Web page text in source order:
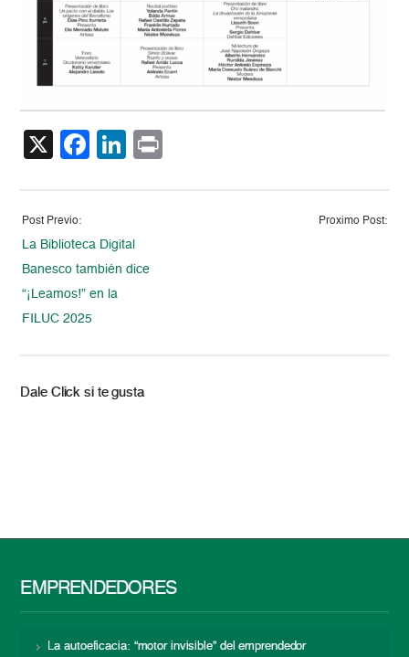
X Facebook
LinkedIn
Post Previo:
La Biblioteca Digital
Banesco también dice
“¡Leamos!” en la
FILUC 2025
Proximo Post:
Dale Click si te gusta
EMPRENDEDORES
La autoeficacia: “motor invisible” del emprendedor